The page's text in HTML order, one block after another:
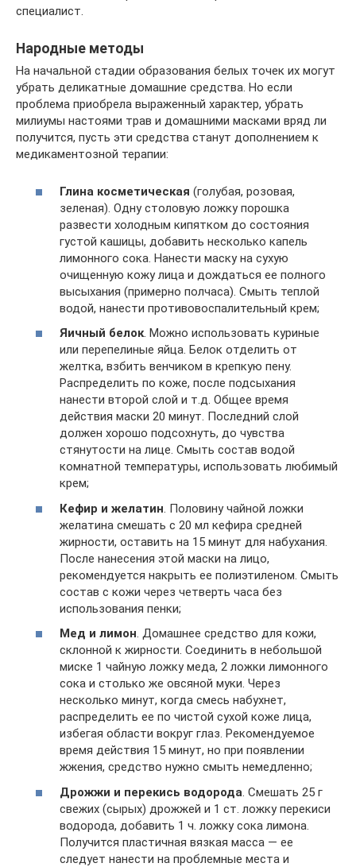
специалист.
Народные методы
На начальной стадии образования белых точек их могут
убрать деликатные домашние средства. Но если
проблема приобрела выраженный характер, убрать
милиумы настоями трав и домашними масками вряд ли
получится, пусть эти средства станут дополнением к
медикаментозной терапии:
Глина косметическая (голубая, розовая,
зеленая). Одну столовую ложку порошка
развести холодным кипятком до состояния
густой кашицы, добавить несколько капель
лимонного сока. Нанести маску на сухую
очищенную кожу лица и дождаться ее полного
высыхания (примерно полчаса). Смыть теплой
водой, нанести противовоспалительный крем;
Яичный белок. Можно использовать куриные
или перепелиные яйца. Белок отделить от
желтка, взбить венчиком в крепкую пену.
Распределить по коже, после подсыхания
нанести второй слой и т.д. Общее время
действия маски 20 минут. Последний слой
должен хорошо подсохнуть, до чувства
стянутости на лице. Смыть состав водой
комнатной температуры, использовать любимый
крем;
Кефир и желатин. Половину чайной ложки
желатина смешать с 20 мл кефира средней
жирности, оставить на 15 минут для набухания.
После нанесения этой маски на лицо,
рекомендуется накрыть ее полиэтиленом. Смыть
состав с кожи через четверть часа без
использования пенки;
Мед и лимон. Домашнее средство для кожи,
склонной к жирности. Соединить в небольшой
миске 1 чайную ложку меда, 2 ложки лимонного
сока и столько же овсяной муки. Через
несколько минут, когда смесь набухнет,
распределить ее по чистой сухой коже лица,
избегая области вокруг глаз. Рекомендуемое
время действия 15 минут, но при появлении
жжения, средство нужно смыть немедленно;
Дрожжи и перекись водорода. Смешать 25 г
свежих (сырых) дрожжей и 1 ст. ложку перекиси
водорода, добавить 1 ч. ложку сока лимона.
Получится пластичная вязкая масса — ее
следует нанести на проблемные места и